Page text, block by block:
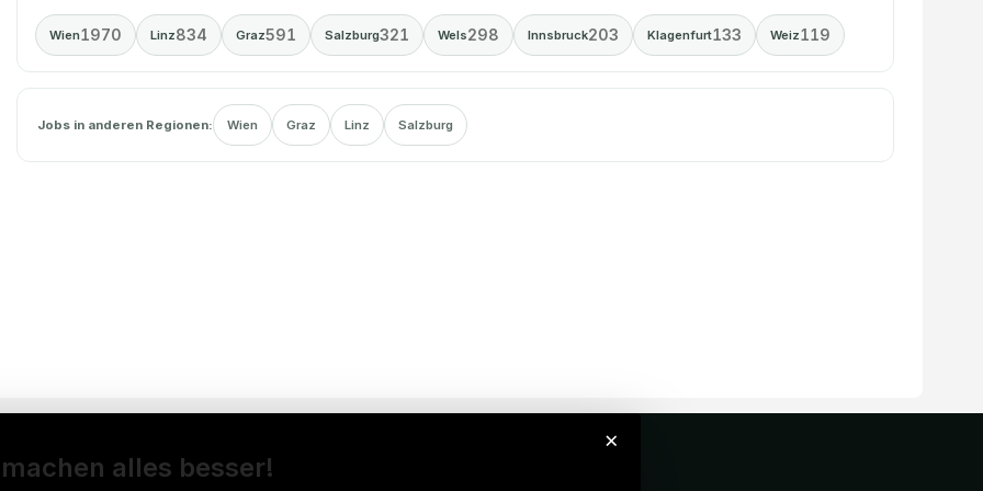
Wien1970 Linz834 Graz591 Salzburg321 Wels298 Innsbruck203 Klagenfurt133 Weiz119
Jobs in anderen Regionen: Wien Graz Linz Salzburg
×
alles besser!